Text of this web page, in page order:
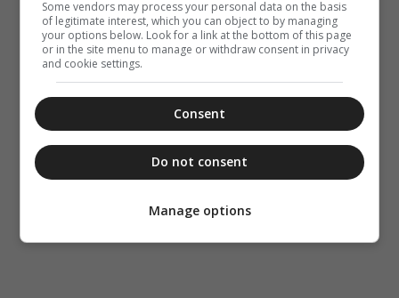
Some vendors may process your personal data on the basis
of legitimate interest, which you can object to by managing
your options below. Look for a link at the bottom of this page
or in the site menu to manage or withdraw consent in privacy
and cookie settings.
Consent
Do not consent
Manage options